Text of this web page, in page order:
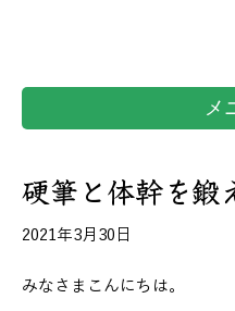
メ
硬筆と体幹を鍛
2021年3月30日
みなさまこんにちは。